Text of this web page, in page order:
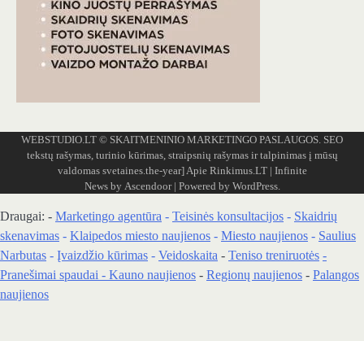
WEBSTUDIO.LT © SKAITMENINIO MARKETINGO PASLAUGOS. SEO
tekstų rašymas, turinio kūrimas, straipsnių rašymas ir talpinimas į mūsų
valdomas svetaines.the-year] Apie Rinkimus.LT| Infinite
News by Ascendoor| Powered by WordPress.
Draugai: - Marketingo agentūra - Teisinės konsultacijos - Skaidrių
skenavimas - Klaipedos miesto naujienos - Miesto naujienos - Saulius
Narbutas - Įvaizdžio kūrimas - Veidoskaita - Teniso treniruotės -
Pranešimai spaudai - Kauno naujienos - Regionų naujienos - Palangos
naujienos